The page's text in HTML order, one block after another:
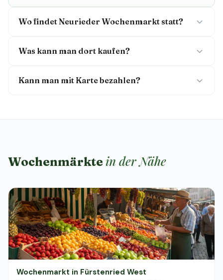
Wo findet Neurieder Wochenmarkt statt?
Was kann man dort kaufen?
Kann man mit Karte bezahlen?
Wochenmärkte in der Nähe
Wochenmarkt in Fürstenried West